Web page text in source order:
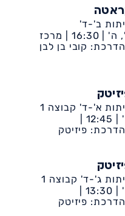
ב'-ד'
ה' | 16:30 |
מרכז
דיונה
קובי בן לבן
א'-ד' קבוצה 1
|
12:45 |
ביה״ס שקד
פיזיטק
ג'-ד' קבוצה 1
|
13:30 |
ביה״ס שקד
פיזיטק